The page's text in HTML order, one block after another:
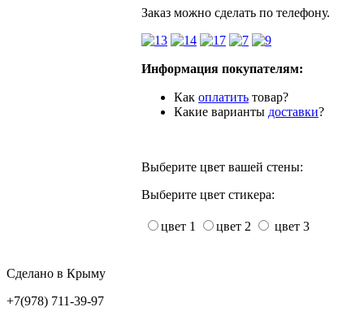
Заказ можно сделать по телефону.
Информация покупателям:
Как оплатить товар?
Какие варианты доставки?
Выберите цвет вашей стены:
Выберите цвет стикера:
цвет 1 цвет 2 цвет 3
Сделано в Крыму
+7(978) 711-39-97